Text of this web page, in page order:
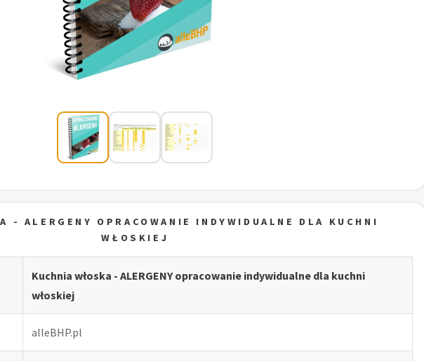
- ALERGENY OPRACOWANIE INDYWIDUALNE DLA KUCHNI
WŁOSKIEJ
Kuchnia włoska - ALERGENY opracowanie indywidualne dla kuchni
włoskiej
alleBHP.pl